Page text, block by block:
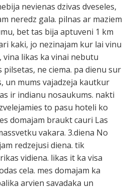
nevienas dzivas dveseles,
neredz gala. pilnas ar maziem
bet tas bija aptuveni 1 km
kaki, jo nezinajam kur lai vinu
vina likas ka vinai nebutu
ne ciema. pa dienu sur
un mums vajadzeja kautkur
ir indianu nosaukums. nakti
to pasu hoteli ko
domajam braukt cauri Las
vakara. 3.diena No
redzejusi diena. tik
vidiena. likas it ka visa
cela. mes domajam ka
arvien savadaka un